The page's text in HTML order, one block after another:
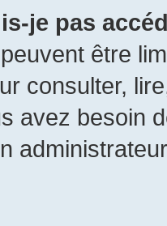
je pas
être
consulter,
avez besoin